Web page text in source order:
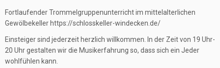
Fortlaufender Trommelgruppenunterricht im mittelalterlichen
Gewölbekeller https://schlosskeller-windecken.de/
Einsteiger sind jederzeit herzlich willkommen. In der Zeit von 19 Uhr-
20 Uhr gestalten wir die Musikerfahrung so, dass sich ein Jeder
wohlfühlen kann.